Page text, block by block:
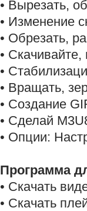
• Вырезать,
• Изменение
• Обрезать,
•
•
• Вращать,
• Создание
• Сделай
• Опции:
Программа
• Скачать
• Скачать